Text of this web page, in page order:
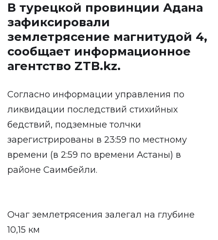
В турецкой провинции Адана
зафиксировали
землетрясение магнитудой 4,
сообщает информационное
агентство ZTB.kz.
Согласно информации управления по
ликвидации последствий стихийных
бедствий, подземные толчки
зарегистрированы в 23:59 по местному
времени (в 2:59 по времени Астаны) в
районе Саимбейли.
Очаг землетрясения залегал на глубине
10,15 км